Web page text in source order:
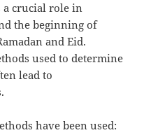
a crucial role in
the beginning of
and Eid.
used to determine
lead to
have been used: